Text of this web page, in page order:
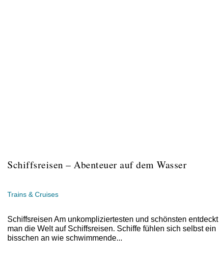
Schiffsreisen – Abenteuer auf dem Wasser
Trains & Cruises
Schiffsreisen Am unkompliziertesten und schönsten entdeckt
man die Welt auf Schiffsreisen. Schiffe fühlen sich selbst ein
bisschen an wie schwimmende...